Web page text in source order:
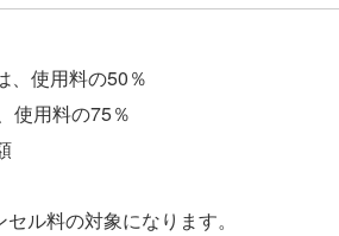
、使用料の50％
使用料の75％
ル料の対象になります。